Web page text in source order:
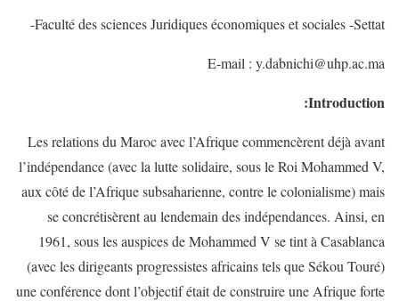
Faculté des sciences Juridiques économiques et sociales -Settat-
E-mail : y.dabnichi@uhp.ac.ma
Introduction:
Les relations du Maroc avec l’Afrique commencèrent déjà avant
l’indépendance (avec la lutte solidaire, sous le Roi Mohammed V,
aux côté de l’Afrique subsaharienne, contre le colonialisme) mais
se concrétisèrent au lendemain des indépendances. Ainsi, en
1961, sous les auspices de Mohammed V se tint à Casablanca
(avec les dirigeants progressistes africains tels que Sékou Touré)
une conférence dont l’objectif était de construire une Afrique forte